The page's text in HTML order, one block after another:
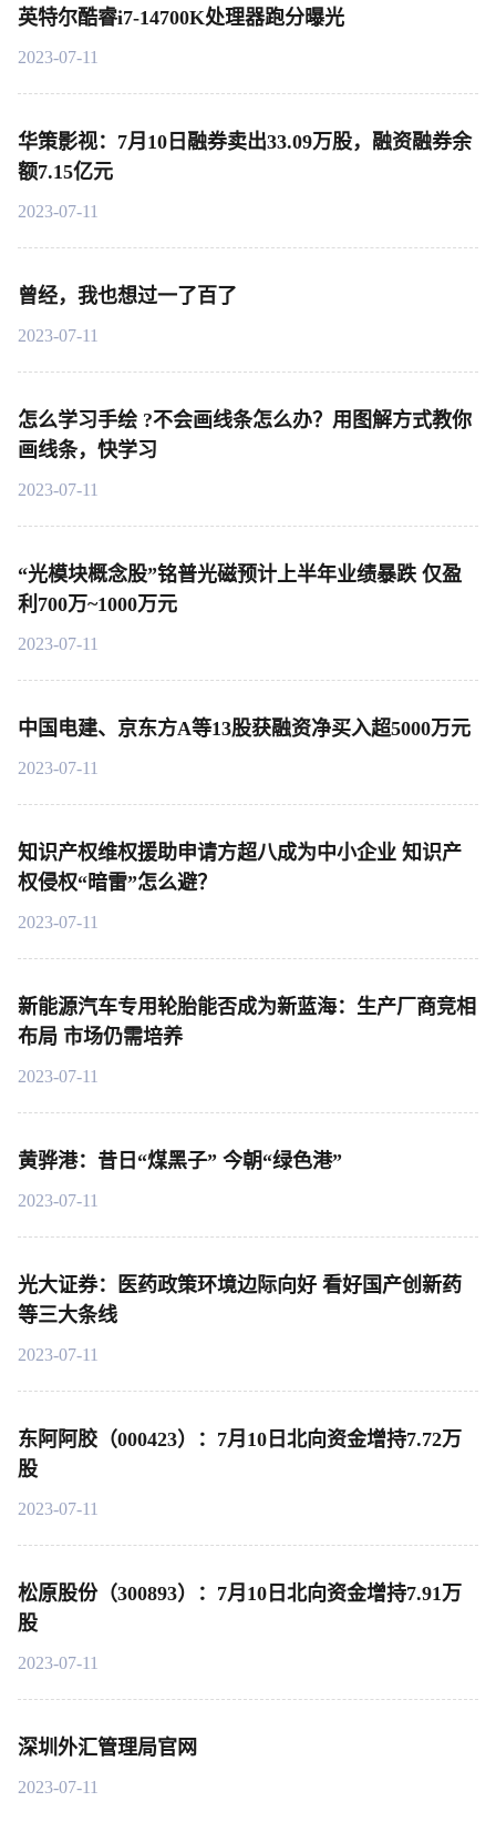
英特尔酷睿i7-14700K处理器跑分曝光
2023-07-11
华策影视：7月10日融券卖出33.09万股，融资融券余
额7.15亿元
2023-07-11
曾经，我也想过一了百了
2023-07-11
怎么学习手绘 ?不会画线条怎么办？用图解方式教你
画线条，快学习
2023-07-11
“光模块概念股”铭普光磁预计上半年业绩暴跌 仅盈
利700万~1000万元
2023-07-11
中国电建、京东方A等13股获融资净买入超5000万元
2023-07-11
知识产权维权援助申请方超八成为中小企业 知识产
权侵权“暗雷”怎么避？
2023-07-11
新能源汽车专用轮胎能否成为新蓝海：生产厂商竞相
布局 市场仍需培养
2023-07-11
黄骅港：昔日“煤黑子” 今朝“绿色港”
2023-07-11
光大证券：医药政策环境边际向好 看好国产创新药
等三大条线
2023-07-11
东阿阿胶（000423）：7月10日北向资金增持7.72万
股
2023-07-11
松原股份（300893）：7月10日北向资金增持7.91万
股
2023-07-11
深圳外汇管理局官网
2023-07-11